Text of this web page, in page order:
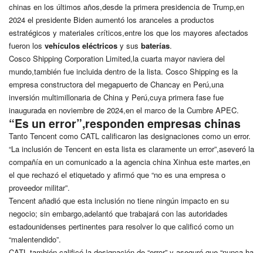
chinas en los últimos años,desde la primera presidencia de Trump,en
2024 el presidente Biden aumentó los aranceles a productos
estratégicos y materiales críticos,entre los que los mayores afectados
fueron los vehículos eléctricos y sus baterías.
Cosco Shipping Corporation Limited,la cuarta mayor naviera del
mundo,también fue incluida dentro de la lista. Cosco Shipping es la
empresa constructora del megapuerto de Chancay en Perú,una
inversión multimillonaria de China y Perú,cuya primera fase fue
inaugurada en noviembre de 2024,en el marco de la Cumbre APEC.
“Es un error”,responden empresas chinas
Tanto Tencent como CATL calificaron las designaciones como un error.
“La inclusión de Tencent en esta lista es claramente un error”,aseveró la
compañía en un comunicado a la agencia china Xinhua este martes,en
el que rechazó el etiquetado y afirmó que “no es una empresa o
proveedor militar”.
Tencent añadió que esta inclusión no tiene ningún impacto en su
negocio; sin embargo,adelantó que trabajará con las autoridades
estadounidenses pertinentes para resolver lo que calificó como un
“malentendido”.